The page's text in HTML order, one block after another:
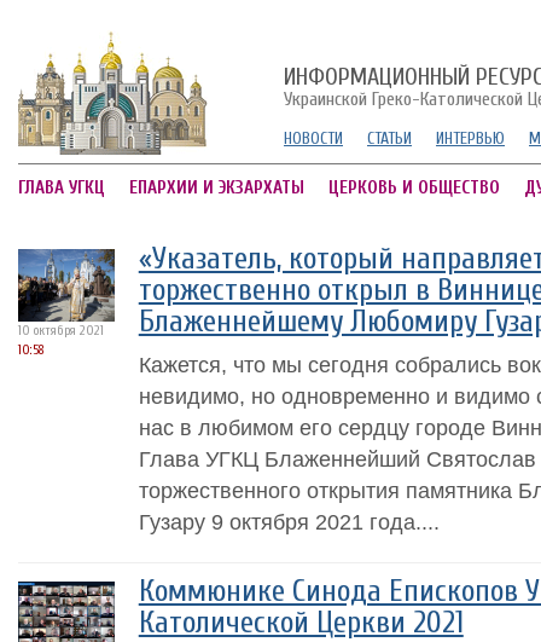
ИНФОРМАЦИОННЫЙ
Украинской Греко-Католической
НОВОСТИ СТАТЬИ ИНТЕРВЬЮ
ГЛАВА УГКЦ ЕПАРХИИ И ЭКЗАРХАТЫ ЦЕРКОВЬ И ОБЩЕСТВО
10 октября 2021
10:58
«Указатель, который
торжественно открыл в
Блаженнейшему Любомиру
Кажется, что мы сегодня собрались
невидимо, но одновременно и видимо
нас в любимом его сердцу городе
Глава УГКЦ Блаженнейший
торжественного открытия памятника
Гузару 9 октября 2021 года....
Коммюнике Синода Епископов
Католической Церкви 2021